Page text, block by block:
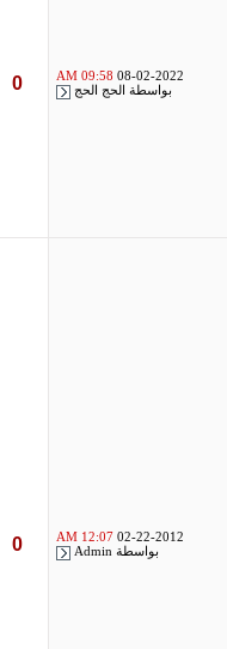
08-02-2022
09:58 AM
بواسطةالحج الحج
02-22-2012
12:07 AM
بواسطةAdmin